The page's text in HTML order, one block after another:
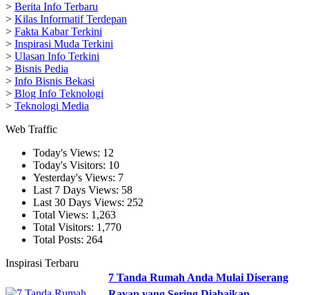
> Berita Info Terbaru
> Kilas Informatif Terdepan
> Fakta Kabar Terkini
> Inspirasi Muda Terkini
> Ulasan Info Terkini
> Bisnis Pedia
> Info Bisnis Bekasi
> Blog Info Teknologi
> Teknologi Media
Web Traffic
Today's Views: 12
Today's Visitors: 10
Yesterday's Views: 7
Last 7 Days Views: 58
Last 30 Days Views: 252
Total Views: 1,263
Total Visitors: 1,770
Total Posts: 264
Inspirasi Terbaru
7 Tanda Rumah Anda Mulai Diserang